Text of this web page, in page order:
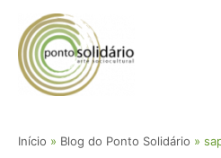
para
conteúdo
Início Blog do Ponto Solidário